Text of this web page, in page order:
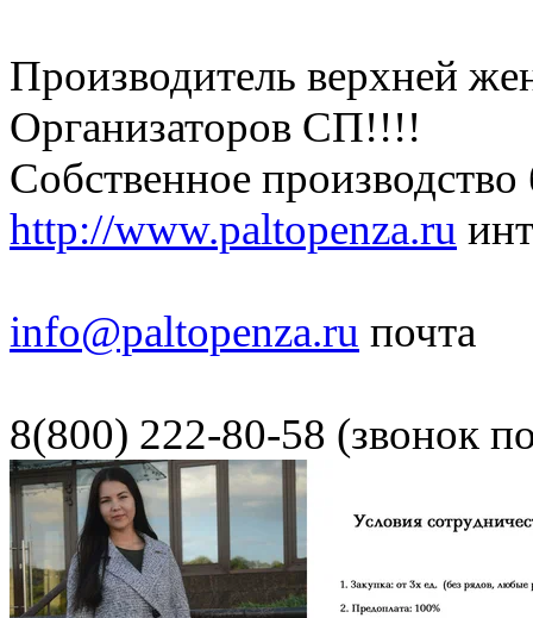
Производитель верхней
Организаторов СП!!!!
Собственное
http://www.paltopenza.ru
info@paltopenza.ru почта
8(800) 222-80-58 (звонок